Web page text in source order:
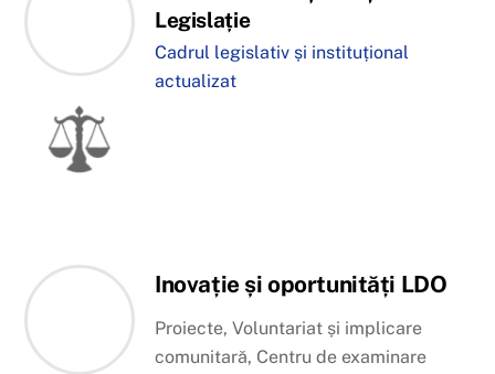
Legislație
Cadrul legislativ și instituțional
actualizat
Inovație și oportunități LDO
Proiecte, Voluntariat și implicare
comunitară, Centru de examinare